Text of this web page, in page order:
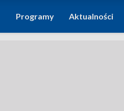
Programy Aktualności